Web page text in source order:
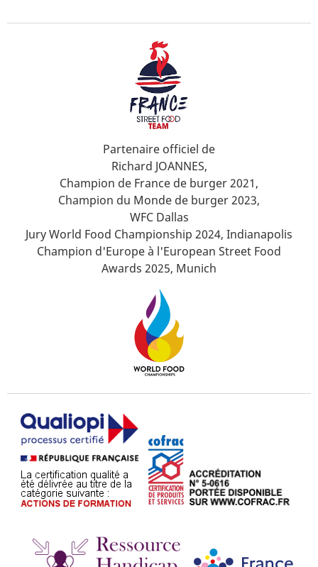
Partenaire officiel de
Richard JOANNES,
Champion de France de burger 2021,
Champion du Monde de burger 2023,
WFC Dallas
Jury World Food Championship 2024, Indianapolis
Champion d'Europe à l'European Street Food
Awards 2025, Munich